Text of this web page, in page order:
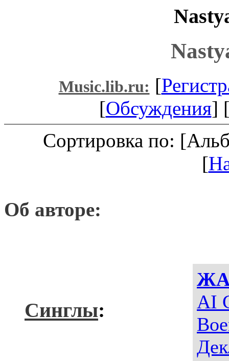
Music.lib.ru: [
[Обсуждения]
Сортировка по:
[
Об авторе:
AI
Синглы: